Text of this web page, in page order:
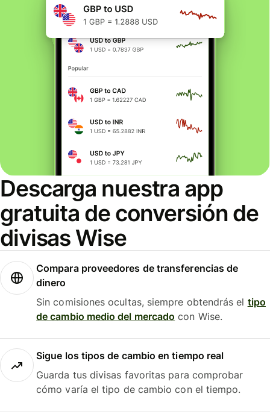
Descarga nuestra app
gratuita de conversión de
divisas Wise
Compara proveedores de transferencias de
dinero
Sin comisiones ocultas, siempre obtendrás el tipo
de cambio medio del mercado con Wise.
Sigue los tipos de cambio en tiempo real
Guarda tus divisas favoritas para comprobar
cómo varía el tipo de cambio con el tiempo.